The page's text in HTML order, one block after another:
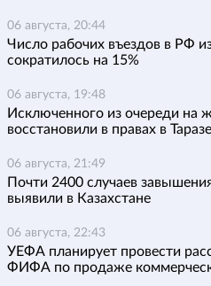
06 августа, 20:44
Число рабочих въездов в РФ
сократилось на 15%
06 августа, 19:48
Исключенного из очереди на
восстановили в правах в Таразе
06 августа, 21:49
Почти 2400 случаев
выявили в Казахстане
06 августа, 22:43
УЕФА планирует провести
ФИФА по продаже